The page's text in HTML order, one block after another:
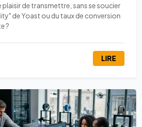
plaisir de transmettre, sans se soucier
de Yoast ou du taux de conversion
?
LIRE